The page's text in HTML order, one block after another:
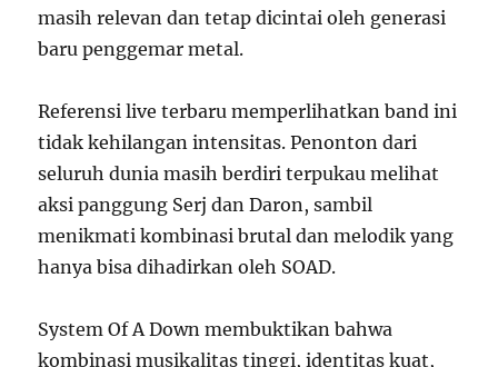
masih relevan dan tetap dicintai oleh generasi
baru penggemar metal.
Referensi live terbaru memperlihatkan band ini
tidak kehilangan intensitas. Penonton dari
seluruh dunia masih berdiri terpukau melihat
aksi panggung Serj dan Daron, sambil
menikmati kombinasi brutal dan melodik yang
hanya bisa dihadirkan oleh SOAD.
System Of A Down membuktikan bahwa
kombinasi musikalitas tinggi, identitas kuat,